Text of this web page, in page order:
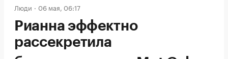
Люди 06 мая, 06:17
Рианна эффектно
рассекретила